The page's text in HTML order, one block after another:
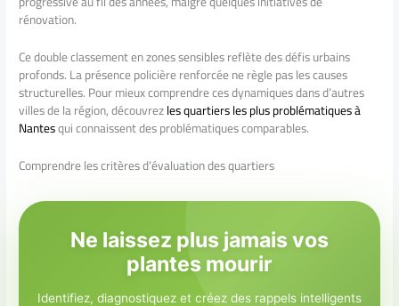
rénovation.
Ce double classement en zones sensibles reflète des défis urbains
profonds. La présence policière renforcée ne règle pas les causes
structurelles. Pour mieux comprendre ces dynamiques dans d’autres
villes de la région, découvrezles quartiers les plus problématiques à
Nantesqui connaissent des problématiques comparables.
Comprendre les critères d’évaluation des quartiers
Ne laissez plus jamais vos
plantes mourir
Identifiez, diagnostiquez et créez des rappels intelligents